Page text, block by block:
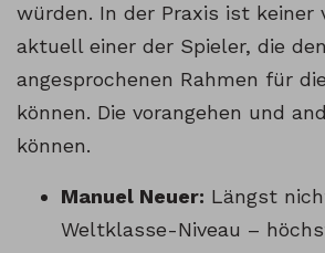
würden. In der Praxis ist keiner
aktuell einer der Spieler, die
angesprochenen Rahmen für
können. Die vorangehen und
können.
Manuel Neuer: Längst
Weltklasse-Niveau –